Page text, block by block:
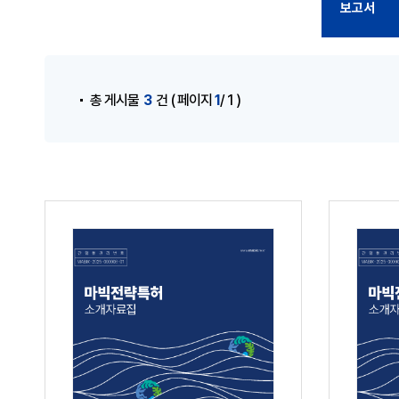
보고서
총 게시물 3 건 ( 페이지 1/ 1 )